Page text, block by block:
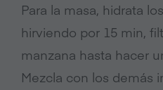
Para la masa, hidrata
hirviendo por 15 min,
manzana hasta hacer
Mezcla con los demás